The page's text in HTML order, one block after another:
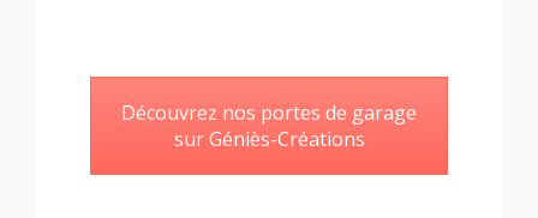
Découvrez nos portes de garage
sur Géniès-Créations